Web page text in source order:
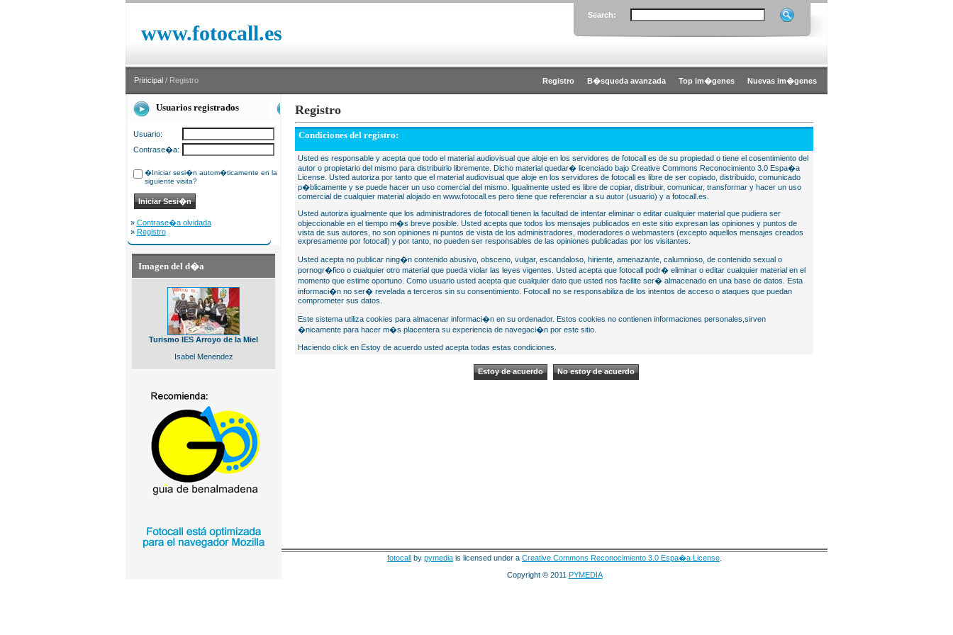
www.fotocall.es
Search:
Principal / Registro Registro B�squeda avanzada Top im�genes Nuevas im�genes
Usuarios registrados
Usuario:
Contrase�a:
�Iniciar sesi�n autom�ticamente en la
siguiente visita?
» Contrase�a olvidada
» Registro
Imagen del d�a
Turismo IES Arroyo de la Miel
Isabel Menendez
Registro
Condiciones del registro:
Usted es responsable y acepta que todo el material audiovisual que aloje en los servidores de fotocall es de su propiedad o tiene el cosentimiento del
autor o propietario del mismo para distribuirlo libremente. Dicho material quedar� licenciado bajo Creative Commons Reconocimiento 3.0 Espa�a
License. Usted autoriza por tanto que el material audiovisual que aloje en los servidores de fotocall es libre de ser copiado, distribuido, comunicado
p�blicamente y se puede hacer un uso comercial del mismo. Igualmente usted es libre de copiar, distribuir, comunicar, transformar y hacer un uso
comercial de cualquier material alojado en www.fotocall.es pero tiene que referenciar a su autor (usuario) y a fotocall.es.
Usted autoriza igualmente que los administradores de fotocall tienen la facultad de intentar eliminar o editar cualquier material que pudiera ser
objeccionable en el tiempo m�s breve posible. Usted acepta que todos los mensajes publicados en este sitio expresan las opiniones y puntos de
vista de sus autores, no son opiniones ni puntos de vista de los administradores, moderadores o webmasters (excepto aquellos mensajes creados
expresamente por fotocall) y por tanto, no pueden ser responsables de las opiniones publicadas por los visitantes.
Usted acepta no publicar ning�n contenido abusivo, obsceno, vulgar, escandaloso, hiriente, amenazante, calumnioso, de contenido sexual o
pornogr�fico o cualquier otro material que pueda violar las leyes vigentes. Usted acepta que fotocall podr� eliminar o editar cualquier material en el
momento que estime oportuno. Como usuario usted acepta que cualquier dato que usted nos facilite ser� almacenado en una base de datos. Esta
informaci�n no ser� revelada a terceros sin su consentimiento. Fotocall no se responsabiliza de los intentos de acceso o ataques que puedan
comprometer sus datos.
Este sistema utiliza cookies para almacenar informaci�n en su ordenador. Estos cookies no contienen informaciones personales,sirven
�nicamente para hacer m�s placentera su experiencia de navegaci�n por este sitio.
Haciendo click en Estoy de acuerdo usted acepta todas estas condiciones.
fotocall by pymedia is licensed under a Creative Commons Reconocimiento 3.0 Espa�a License
Copyright © 2011 PYMEDIA